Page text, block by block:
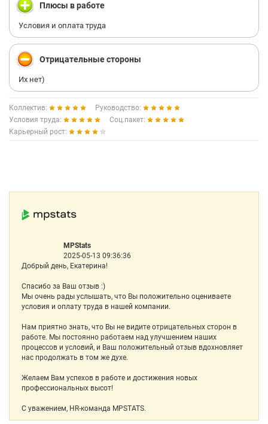
Плюсы в работе
Условия и оплата труда
Отрицательные стороны
Их нет)
Коллектив:
Руководство:
Условия труда:
Соц.пакет:
Карьерный рост:
MPStats
2025-05-13 09:36:36
Добрый день, Екатерина!
Спасибо за Ваш отзыв :)
Мы очень рады услышать, что Вы положительно оцениваете
условия и оплату труда в нашей компании.
Нам приятно знать, что Вы не видите отрицательных сторон в
работе. Мы постоянно работаем над улучшением наших
процессов и условий, и Ваш положительный отзыв вдохновляет
нас продолжать в том же духе.
Желаем Вам успехов в работе и достижения новых
профессиональных высот!
С уважением, HR-команда MPSTATS.